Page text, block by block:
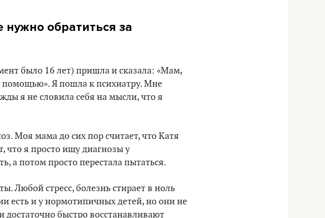
обратиться за
было 16 лет) пришла и сказала: «Мам,
помощью». Я пошла к психиатру. Мне
я не словила себя на мысли, что я
Моя мама до сих пор считает, что Катя
что я просто ищу диагнозы у
а потом просто перестала пытаться.
Любой стресс, болезнь стирает в ноль
есть и у нормотипичных детей, но они не
быстро восстанавливают